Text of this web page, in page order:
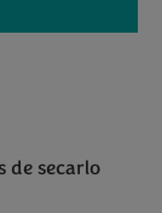
de secarlo